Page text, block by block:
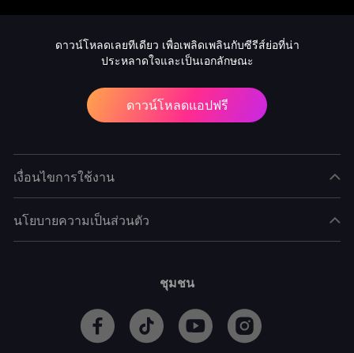
ดาวน์โหลดเลยทีเดียว เพื่อเพลิดเพลินกับซีรีส์ย่อที่น่า
ประหลาดใจและเป็นเอกลักษณะ
ดาวน์โหลดแอปฟรี
เงื่อนไขการใช้งาน
นโยบายความเป็นส่วนตัว
ชุมชน